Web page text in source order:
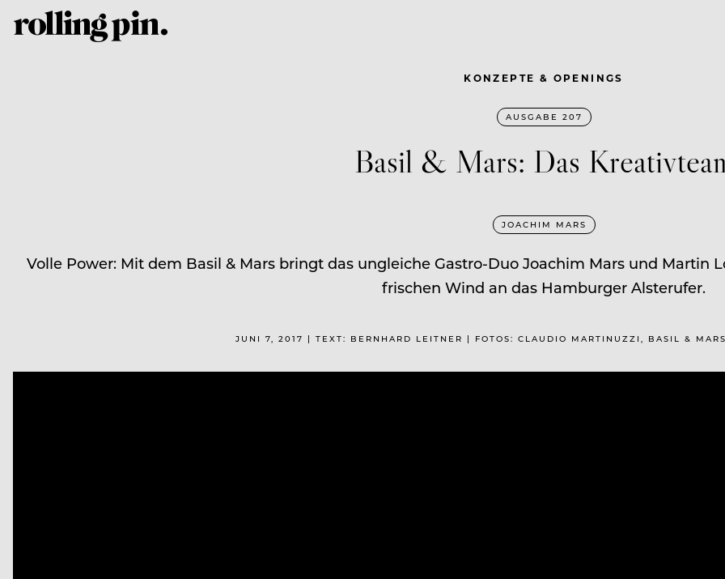
KONZEPTE & OPENINGS
AUSGABE 207
Basil & Mars: Das
JOACHIM MARS
Volle Power: Mit dem Basil & Mars bringt das ungleiche Gastro-­Duo ­Joachim Mars und
frischen Wind an das Hamburger Alsterufer.
JUNI 7, 2017 | TEXT: BERNHARD LEITNER | FOTOS: CLAUDIO MARTINUZZI, BASIL &